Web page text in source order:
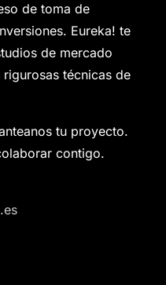
de toma de
Eureka! te
de mercado
técnicas de
tu proyecto.
contigo.